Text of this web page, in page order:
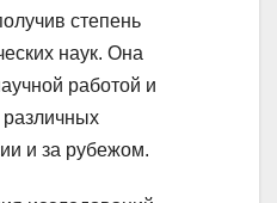
степень
наук. Она
работой и
и за рубежом.